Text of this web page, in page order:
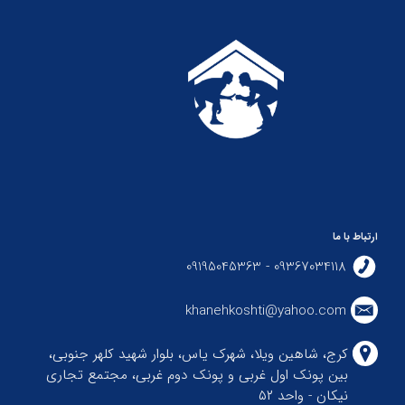
ارتباط با ما
09367034118 - 09195045363
khanehkoshti@yahoo.com
کرج، شاهین ویلا، شهرک یاس، بلوار شهید کلهر جنوبی،
بین پونک اول غربی و پونک دوم غربی، مجتمع تجاری
نیکان - واحد ۵۲